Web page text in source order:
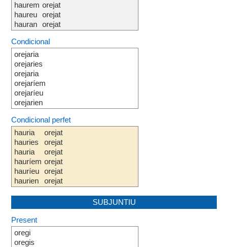
haurem
haureu
hauran
orejat
orejat
orejat
Condicional
orejaria
orejaries
orejaria
orejaríem
orejaríeu
orejarien
Condicional perfet
hauria
hauries
hauria
hauríem
hauríeu
haurien
orejat
orejat
orejat
orejat
orejat
orejat
SUBJUNTIU
Present
oregi
oregis